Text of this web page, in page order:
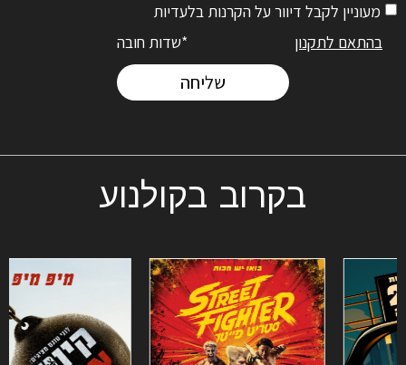
מעוניין לקבל דיוור על הקרנות בלעדיות
בהתאם לתקנון
*שדות חובה
שליחה
בקרוב בקולנוע